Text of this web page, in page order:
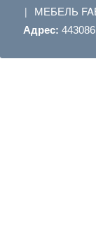
| МЕБЕЛЬ
Адрес: